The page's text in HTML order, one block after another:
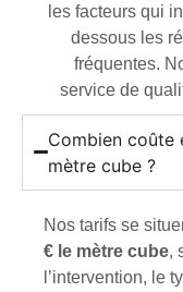
les facteurs qui
dessous les
fréquentes.
service de
Combien coûte
mètre cube ?
Nos tarifs se
€ le mètre cube,
l’intervention, le